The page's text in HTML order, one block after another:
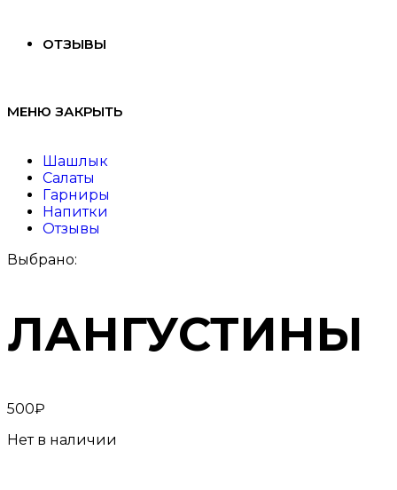
ОТЗЫВЫ
МЕНЮ ЗАКРЫТЬ
Шашлык
Салаты
Гарниры
Напитки
Отзывы
Выбрано:
ЛАНГУСТИНЫ
500₽
Нет в наличии